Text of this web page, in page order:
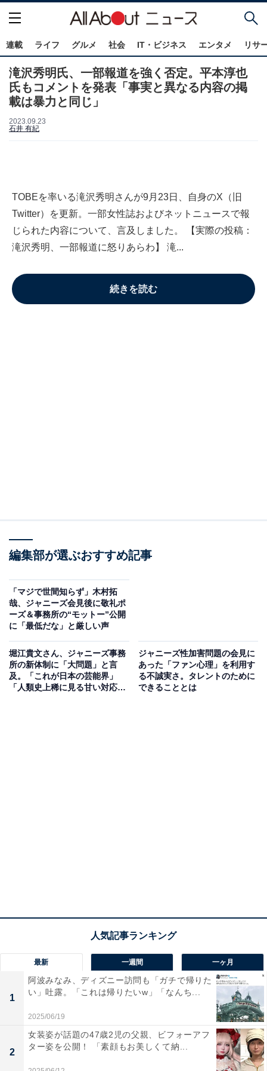
連載 ライフ グルメ 社会 IT・ビジネス エンタメ リサ
滝沢秀明氏、一部報道を強く否定。平本淳也
氏もコメントを発表「事実と異なる内容の掲
載は暴力と同じ」
2023.09.23
石井 有紀
TOBEを率いる滝沢秀明さんが9月23日、自身のX（旧
Twitter）を更新。一部女性誌およびネットニュースで報
じられた内容について、言及しました。 【実際の投稿：
滝沢秀明、一部報道に怒りあらわ】 滝...
続きを読む
編集部が選ぶおすすめ記事
「マジで世間知らず」木村拓
哉、ジャニーズ会見後に敬礼ポ
ーズ＆事務所の“モットー”公開
に「最低だな」と厳しい声
堀江貴文さん、ジャニーズ事務
所の新体制に「大問題」と言
及。「これが日本の芸能界」
「人類史上稀に見る甘い対応で
ジャニーズ性加害問題の会見に
あった「ファン心理」を利用す
る不誠実さ。タレントのために
できることとは
最新 一週間 一ヶ月
1
阿波みなみ、ディズニー訪問も「ガチで帰りた
い」吐露。「これは帰りたいw」「なんち...
2025/06/19
2
女装姿が話題の47歳2児の父親、ビフォーアフ
ター姿を公開！ 「素顔もお美しくて納...